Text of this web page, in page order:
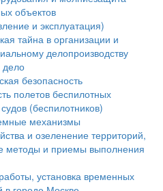
объектов
и эксплуатация)
тайна в организации и
делопроизводству
безопасность
полетов беспилотных
(беспилотников)
механизмы
и озеленение территорий,
методы и приемы выполнения
установка временных